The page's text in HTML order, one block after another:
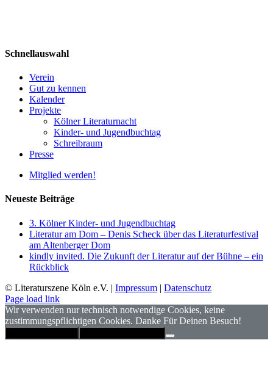
Schnellauswahl
Verein
Gut zu kennen
Kalender
Projekte
Kölner Literaturnacht
Kinder- und Jugendbuchtag
Schreibraum
Presse
Mitglied werden!
Neueste Beiträge
3. Kölner Kinder- und Jugendbuchtag
Literatur am Dom – Denis Scheck über das Literaturfestival
am Altenberger Dom
kindly invited. Die Zukunft der Literatur auf der Bühne – ein
Rückblick
© Literaturszene Köln e.V. | Impressum | Datenschutz
Page load link
Wir verwenden nur technisch notwendige Cookies, keine
zustimmungspflichtigen Cookies. Danke Für Deinen Besuch!